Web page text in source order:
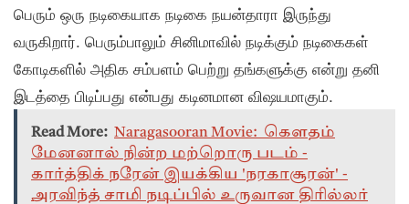
பெரும் ஒரு நடிகையாக நடிகை நயன்தாரா இருந்து
வருகிறார். பெரும்பாலும் சினிமாவில் நடிக்கும் நடிகைகள்
கோடிகளில் அதிக சம்பளம் பெற்று தங்களுக்கு என்று தனி
இடத்தை பிடிப்பது என்பது கடினமான விஷயமாகும்.
Read More: Naragasooran Movie: கௌதம்
மேனனால் நின்ற மற்றொரு படம் -
கார்த்திக் நரேன் இயக்கிய 'நரகாசூரன்' -
அரவிந்த் சாமி நடிப்பில் உருவான திரில்லர்